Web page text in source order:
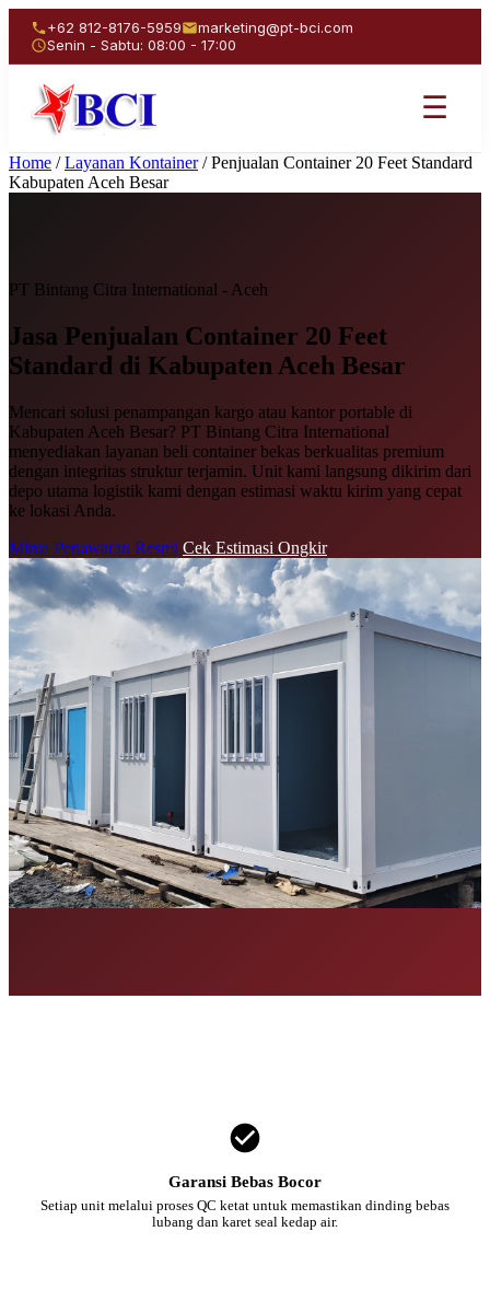
+62 812-8176-5959
marketing@pt-bci.com
Senin - Sabtu: 08:00 - 17:00
☰
Home / Layanan Kontainer / Penjualan Container 20 Feet Standard
Kabupaten Aceh Besar
PT Bintang Citra International - Aceh
Jasa Penjualan Container 20 Feet
Standard di Kabupaten Aceh Besar
Mencari solusi penampangan kargo atau kantor portable di
Kabupaten Aceh Besar? PT Bintang Citra International
menyediakan layanan beli container bekas berkualitas premium
dengan integritas struktur terjamin. Unit kami langsung dikirim dari
depo utama logistik kami dengan estimasi waktu kirim yang cepat
ke lokasi Anda.
Minta Penawaran Resmi Cek Estimasi Ongkir
Garansi Bebas Bocor
Setiap unit melalui proses QC ketat untuk memastikan dinding bebas
lubang dan karet seal kedap air.